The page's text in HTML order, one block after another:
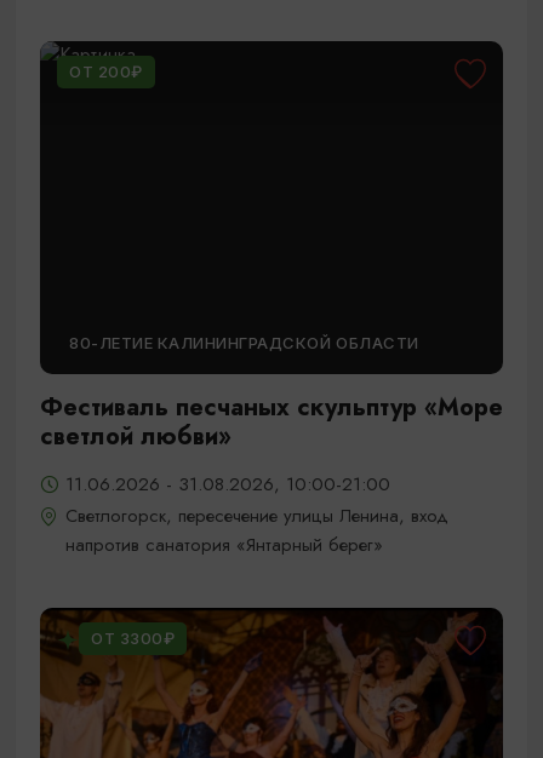
ОТ 200₽
80-ЛЕТИЕ КАЛИНИНГРАДСКОЙ ОБЛАСТИ
Фестиваль песчаных скульптур «Море
светлой любви»
11.06.2026 - 31.08.2026, 10:00-21:00
Светлогорск, пересечение улицы Ленина, вход
напротив санатория «Янтарный берег»
ОТ 3300₽